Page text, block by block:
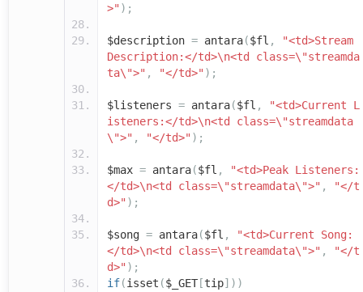
>" );
$description = antara($fl ,
"<td>Stream
Description:</td>\n<td class=\"streamda
ta\">" , "</td>" );
$listeners = antara($fl ,
"<td>Current L
isteners:</td>\n<td class=\"streamdata
\">" , "</td>" );
$max = antara($fl ,
"<td>Peak Listeners:
</td>\n<td class=\"streamdata\">" ,
"</t
d>" );
$song = antara($fl ,
"<td>Current Song:
</td>\n<td class=\"streamdata\">" ,
"</t
d>" );
if(isset ($_GET [tip]))